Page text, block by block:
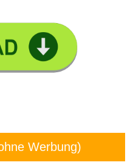
Werbung)